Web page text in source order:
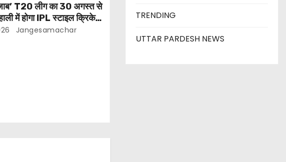
T20 लीग का 30 अगस्त से
में होगा IPL स्टाइल क्रिकेट
Jangesamachar
TRENDING
UTTAR PARDESH NEWS